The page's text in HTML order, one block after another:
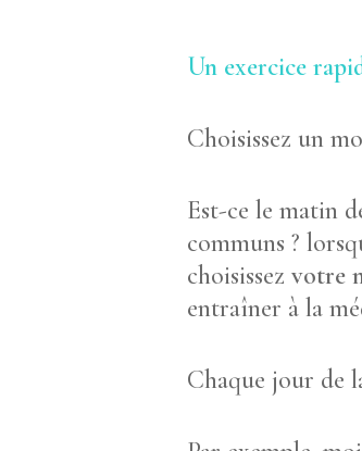
Un exercice
Choisissez un
Est-ce le matin
communs ?
choisissez votre
entraîner à la
Chaque jour de